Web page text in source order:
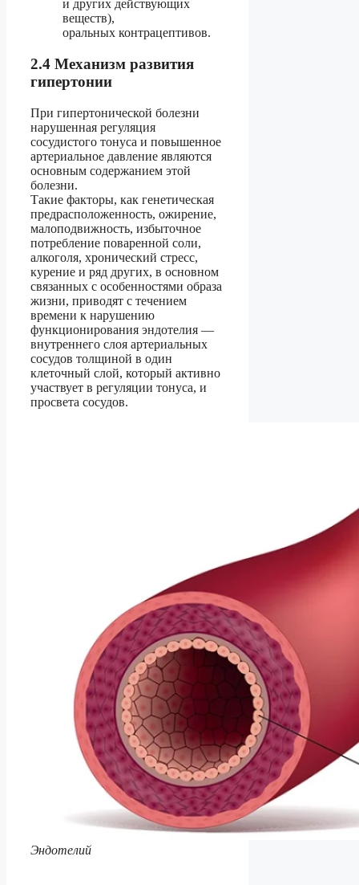
и других действующих
веществ),
оральных контрацептивов.
2.4 Механизм развития
гипертонии
При гипертонической болезни
нарушенная регуляция
сосудистого тонуса и повышенное
артериальное давление являются
основным содержанием этой
болезни.
Такие факторы, как генетическая
предрасположенность, ожирение,
малоподвижность, избыточное
потребление поваренной соли,
алкоголя, хронический стресс,
курение и ряд других, в основном
связанных с особенностями образа
жизни, приводят с течением
времени к нарушению
функционирования эндотелия —
внутреннего слоя артериальных
сосудов толщиной в один
клеточный слой, который активно
участвует в регуляции тонуса, и
просвета сосудов.
Эндотелий